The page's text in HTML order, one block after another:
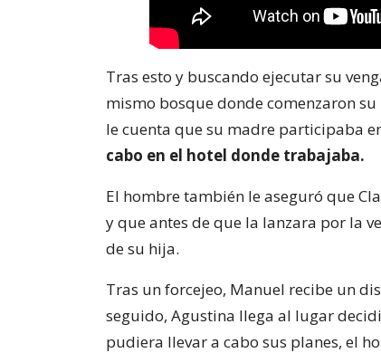
Tras esto y buscando ejecutar su
mismo bosque donde comenzaron
le cuenta que su madre participaba
cabo en el hotel donde trabajaba.
El hombre también le aseguró que
y que antes de que la lanzara por la
de su hija.
Tras un forcejeo, Manuel recibe un
seguido, Agustina llega al lugar
pudiera llevar a cabo sus planes, el